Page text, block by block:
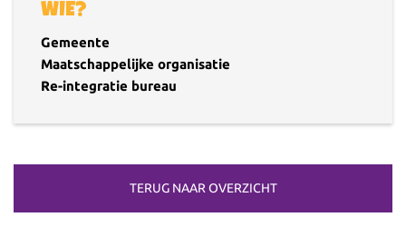
WIE?
Gemeente
Maatschappelijke organisatie
Re-integratie bureau
TERUG NAAR OVERZICHT